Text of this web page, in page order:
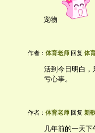
宠物
作者： 体育老师 回复 体
活到今日明白，
亏心事。
作者： 体育老师 回复 新
几年前的一天